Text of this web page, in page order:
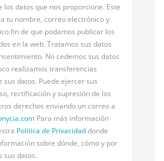
datos que nos proporcione. Este
tu nombre, correo electrónico y
fin de que podamos publicar los
en la web. Tratamos sus datos
No cedemos sus datos
realizamos transferencias
sus datos. Puede ejercer sus
rectificación y supresión de los
derechos enviando un correo a
Para más información
Política de Privacidaddonde
sobre dónde, cómo y por
sus datos.